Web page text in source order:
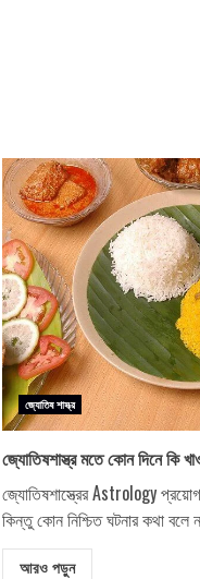
জ্যোতিষ শাস্ত্র
জ্যোতিষশাস্ত্র মতে কোন দিনে কি
জ্যোতিষশাস্ত্রের Astrology
কিন্তু কোন নিশ্চিত ঘটনার কথা বলে
আরও পড়ুন